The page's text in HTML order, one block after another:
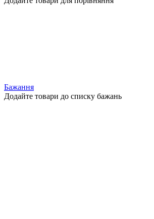
Бажання
Додайте товари до списку бажань